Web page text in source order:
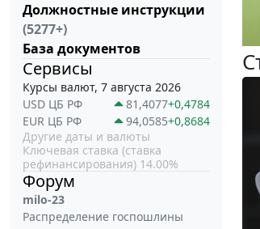
Должностные инструкции
(5277+)
База документов
Сервисы
Курсы валют, 7 августа 2026
USD ЦБ РФ
81,4077+0,4784
EUR ЦБ РФ
94,0585+0,8684
Другие даты и валюты
Ключевая ставка (ставка
рефинансирования) 14.00%
Форум
milo-23
Распределение госпошлины